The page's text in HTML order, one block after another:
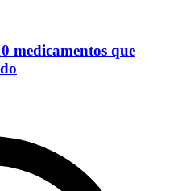
medicamentos que